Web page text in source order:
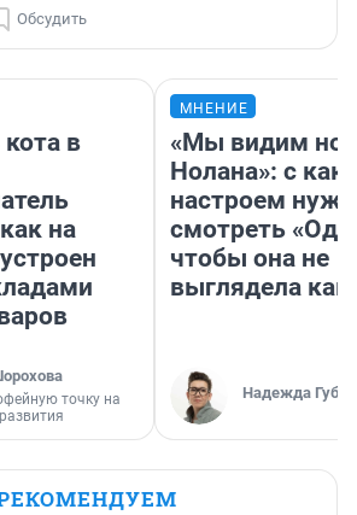
Обсудить
в
на
точку на
МНЕНИЕ
«Мы видим
Нолана»: с
настроем
смотреть
чтобы она не
выглядела как
Надежда